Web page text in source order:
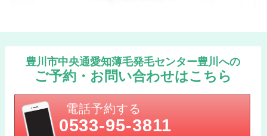
豊川市中央通愛知薄毛発毛センター豊川への
ご予約・お問い合わせはこちら
電話予約する
0533-95-3811